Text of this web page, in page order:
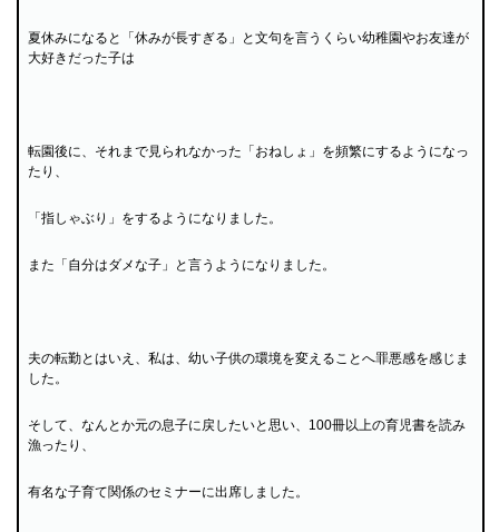
夏休みになると「休みが長すぎる」と文句を言うくらい幼稚園やお友達が
大好きだった子は
転園後に、それまで見られなかった「おねしょ」を頻繁にするようになっ
たり、
「指しゃぶり」をするようになりました。
また「自分はダメな子」と言うようになりました。
夫の転勤とはいえ、私は、幼い子供の環境を変えることへ罪悪感を感じま
した。
そして、なんとか元の息子に戻したいと思い、100冊以上の育児書を読み
漁ったり、
有名な子育て関係のセミナーに出席しました。